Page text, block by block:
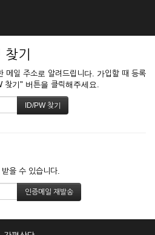
기
메일 주소로 알려드립니다. 가입할 때 등록
찾기" 버튼을 클릭해주세요.
을 수 있습니다.